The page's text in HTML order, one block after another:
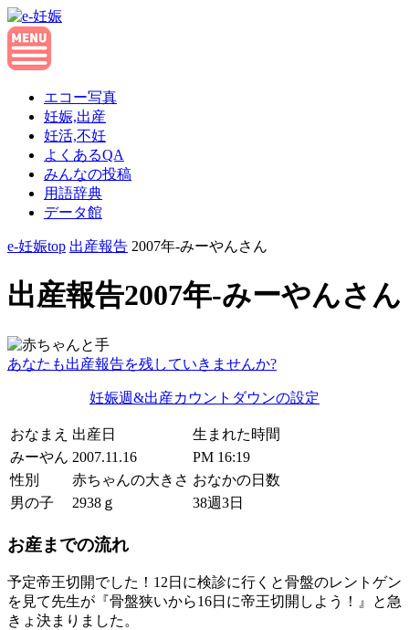
エコー写真
妊娠,出産
妊活,不妊
よくあるQA
みんなの投稿
用語辞典
データ館
e-妊娠top 出産報告 2007年-みーやんさん
出産報告2007年-みーやんさん
あなたも出産報告を残していきませんか?
妊娠週&出産カウントダウンの設定
おなまえ 出産日
生まれた時間
みーやん 2007.11.16
PM 16:19
性別
赤ちゃんの大きさ おなかの日数
男の子
2938ｇ 38週3日
お産までの流れ
予定帝王切開でした！12日に検診に行くと骨盤のレントゲン
を見て先生が『骨盤狭いから16日に帝王切開しよう！』と急
きょ決まりました。